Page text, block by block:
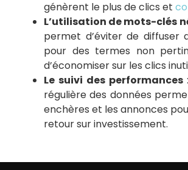
génèrent le plus de clics et
L’utilisation de mots-clés
permet d’éviter de diffuser
pour des termes non
d’économiser sur les clics
Le suivi des performances
régulière des données
enchères et les annonces
retour sur investissement.